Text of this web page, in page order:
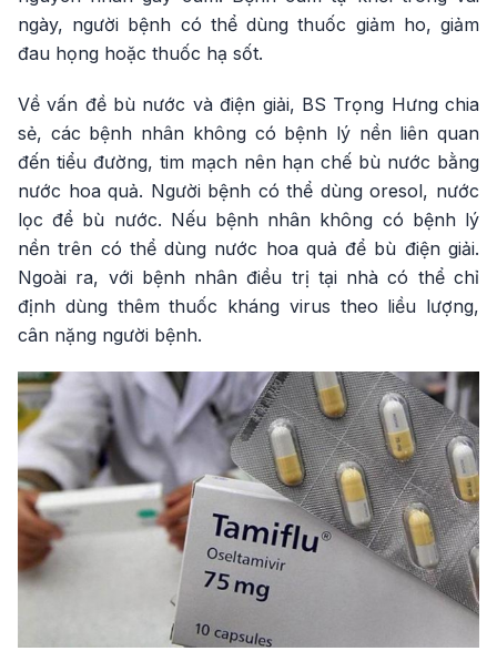
ngày, người bệnh có thể dùng thuốc giảm ho, giảm
đau họng hoặc thuốc hạ sốt.
Về vấn đề bù nước và điện giải, BS Trọng Hưng chia
sẻ, các bệnh nhân không có bệnh lý nền liên quan
đến tiểu đường, tim mạch nên hạn chế bù nước bằng
nước hoa quả. Người bệnh có thể dùng oresol, nước
lọc để bù nước. Nếu bệnh nhân không có bệnh lý
nền trên có thể dùng nước hoa quả để bù điện giải.
Ngoài ra, với bệnh nhân điều trị tại nhà có thể chỉ
định dùng thêm thuốc kháng virus theo liều lượng,
cân nặng người bệnh.